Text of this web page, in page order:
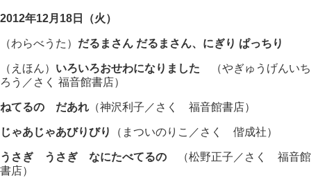
2012年12月18日（火）
（わらべうた） だるまさん だるまさん、にぎり ぱっちり
（えほん） いろいろおせわになりました （やぎゅうげんいち
ろう／さく 福音館書店）
ねてるの だあれ （神沢利子／さく 福音館書店）
じゃあじゃあびりびり （まついのりこ／さく 偕成社）
うさぎ うさぎ なにたべてるの （松野正子／さく 福音館
書店）